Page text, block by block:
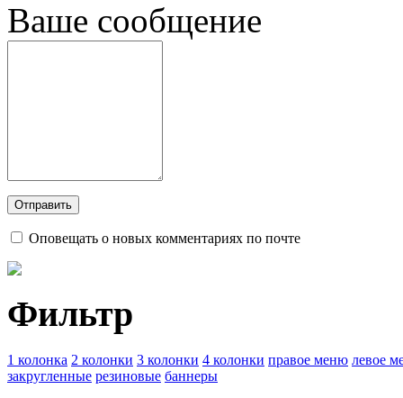
Ваше сообщение
Оповещать о новых комментариях по почте
Фильтр
1 колонка 2 колонки 3 колонки 4 колонки правое меню левое
закругленные резиновые баннеры